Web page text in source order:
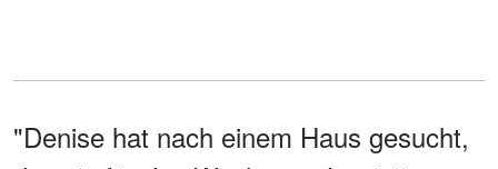
"Denise hat nach einem Haus gesucht,